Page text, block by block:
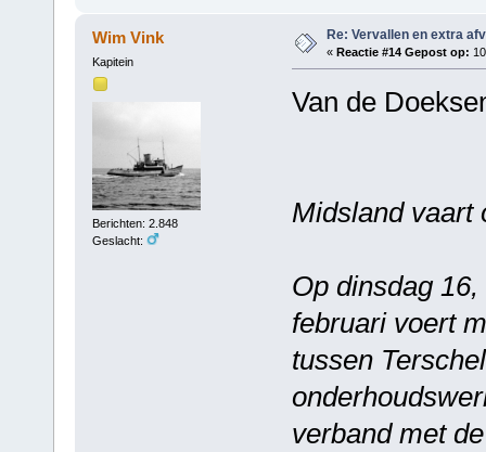
Wim Vink
Kapitein
Berichten: 2.848
Geslacht:
Re: Vervallen en extra
« Reactie #14 Gepost op:
Van de
Midsland vaart
Op dinsdag
februari voert
tussen
verband met